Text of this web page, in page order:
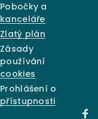
Pobočky a
kanceláře
Zlatý plán
Zásady
používání
cookies
Prohlášení o
přístupnosti